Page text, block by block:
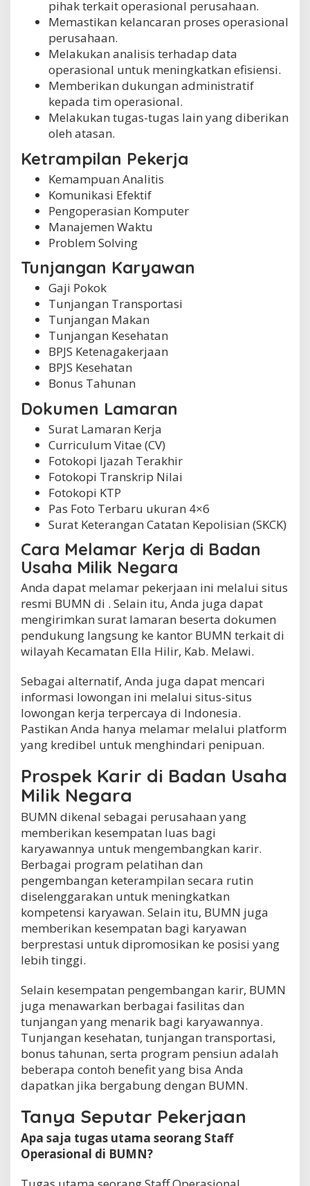
pihak terkait operasional perusahaan.
Memastikan kelancaran proses operasional
perusahaan.
Melakukan analisis terhadap data
operasional untuk meningkatkan efisiensi.
Memberikan dukungan administratif
kepada tim operasional.
Melakukan tugas-tugas lain yang diberikan
oleh atasan.
Ketrampilan Pekerja
Kemampuan Analitis
Komunikasi Efektif
Pengoperasian Komputer
Manajemen Waktu
Problem Solving
Tunjangan Karyawan
Gaji Pokok
Tunjangan Transportasi
Tunjangan Makan
Tunjangan Kesehatan
BPJS Ketenagakerjaan
BPJS Kesehatan
Bonus Tahunan
Dokumen Lamaran
Surat Lamaran Kerja
Curriculum Vitae (CV)
Fotokopi Ijazah Terakhir
Fotokopi Transkrip Nilai
Fotokopi KTP
Pas Foto Terbaru ukuran 4×6
Surat Keterangan Catatan Kepolisian (SKCK)
Cara Melamar Kerja di Badan
Usaha Milik Negara
Anda dapat melamar pekerjaan ini melalui situs
resmi BUMN di . Selain itu, Anda juga dapat
mengirimkan surat lamaran beserta dokumen
pendukung langsung ke kantor BUMN terkait di
wilayah Kecamatan Ella Hilir, Kab. Melawi.
Sebagai alternatif, Anda juga dapat mencari
informasi lowongan ini melalui situs-situs
lowongan kerja terpercaya di Indonesia.
Pastikan Anda hanya melamar melalui platform
yang kredibel untuk menghindari penipuan.
Prospek Karir di Badan Usaha
Milik Negara
BUMN dikenal sebagai perusahaan yang
memberikan kesempatan luas bagi
karyawannya untuk mengembangkan karir.
Berbagai program pelatihan dan
pengembangan keterampilan secara rutin
diselenggarakan untuk meningkatkan
kompetensi karyawan. Selain itu, BUMN juga
memberikan kesempatan bagi karyawan
berprestasi untuk dipromosikan ke posisi yang
lebih tinggi.
Selain kesempatan pengembangan karir, BUMN
juga menawarkan berbagai fasilitas dan
tunjangan yang menarik bagi karyawannya.
Tunjangan kesehatan, tunjangan transportasi,
bonus tahunan, serta program pensiun adalah
beberapa contoh benefit yang bisa Anda
dapatkan jika bergabung dengan BUMN.
Tanya Seputar Pekerjaan
Apa saja tugas utama seorang Staff
Operasional di BUMN?